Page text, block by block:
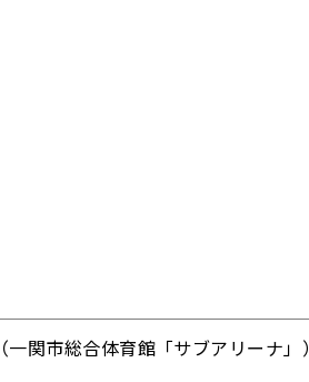
関市総合体育館「サブアリーナ」）